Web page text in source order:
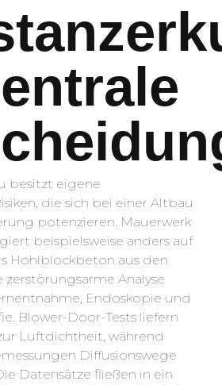
besitzt eigene
die sich bei einer Altbau
potenzieren. Mauerwerk
beispielsweise anders auf
Hohlblockbeton aus den
zerstörungsarme Analyse
Endoskopie und
Blower-Door-Tests liefern
Luftdichtheit, während
Diffusionswege
Datensätze fließen in ein